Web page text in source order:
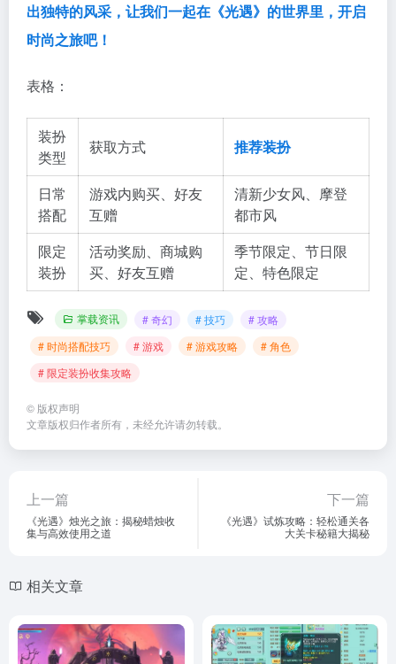
出独特的风采，让我们一起在《光遇》的世界里，开启
时尚之旅吧！
表格：
装扮
类型
获取方式 推荐装扮
日常
搭配
游戏内购买、好友
互赠
清新少女风、摩登
都市风
限定
装扮
活动奖励、商城购
买、好友互赠
季节限定、节日限
定、特色限定
掌载资讯 # 奇幻 # 技巧
# 攻略
# 时尚搭配技巧
# 游戏 # 游戏攻略
# 角色
# 限定装扮收集攻略
© 版权声明
文章版权归作者所有，未经允许请勿转载。
上一篇
《光遇》烛光之旅：揭秘蜡烛收
集与高效使用之道
下一篇
《光遇》试炼攻略：轻松通关各
大关卡秘籍大揭秘
相关文章